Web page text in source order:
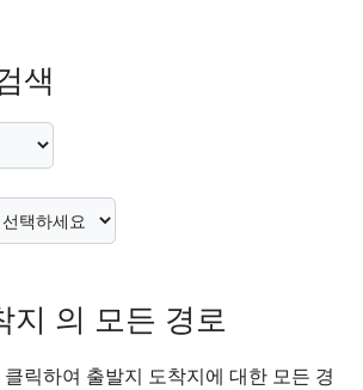
색
지 의 모든 경로
릭하여 출발지 도착지에 대한 모든 경